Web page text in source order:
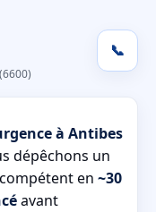
📞
à Antibes
dépêchons un
en ~30
avant